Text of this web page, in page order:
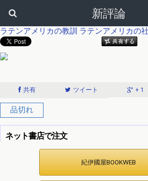
新評論
ラテンアメリカの教訓 ラテンアメリカの
共有 ツイート + 1
品切れ
ネット書店で注文
紀伊國屋BOOKWEB